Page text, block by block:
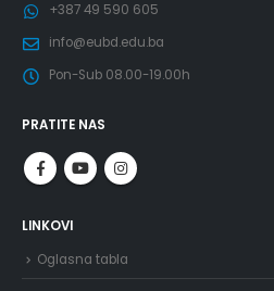
+387 49 590 605
info@eubd.edu.ba
Pon-Sub 08.00-19.00h
PRATITE NAS
LINKOVI
Oglasna tabla